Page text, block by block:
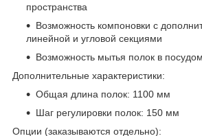
пространства
Возможность компоновки с
линейной и угловой секциями
Возможность мытья полок в
Дополнительные характеристики:
Общая длина полок: 1100 мм
Шаг регулировки полок: 150 мм
Опции (заказываются отдельно):